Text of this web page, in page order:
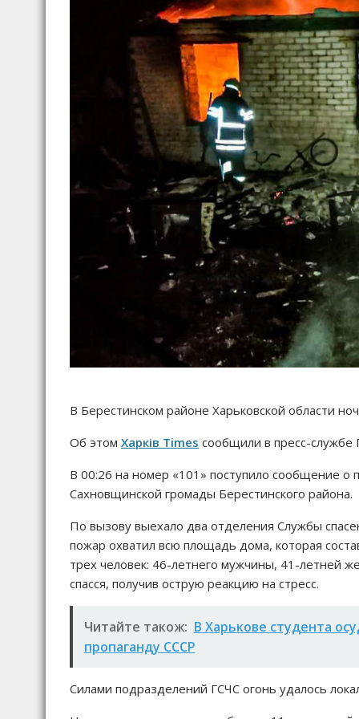
В Берестинском районе Харьковской области
Об этом Харків Times сообщили в пресс-службе
В 00:26 на номер «101» поступило сообщение о
Сахновщинской громады Берестинского района.
По вызову выехало два отделения Службы
пожар охватил всю площадь дома, которая
трех человек: 46-летнего мужчины, 41-летней
спасся, получив острую реакцию на стресс.
Читайте також: В Харькове студента
пропаганду СССР
Силами подразделений ГСЧС огонь удалось